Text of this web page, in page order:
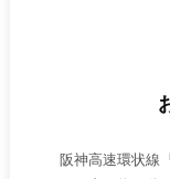
阪神高速環状線